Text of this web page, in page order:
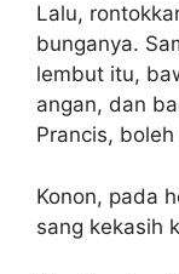
Lalu,
bunganya.
lembut itu,
angan, dan
Prancis,
Konon, pada
sang kekasih